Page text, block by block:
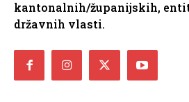
kantonalnih/županijskih,
državnih vlasti.